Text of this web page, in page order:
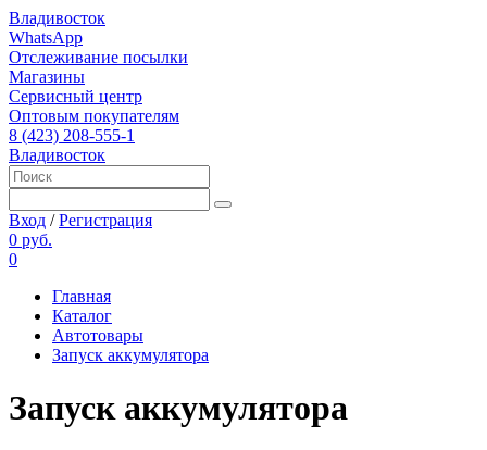
Владивосток
WhatsApp
Отслеживание посылки
Магазины
Сервисный центр
Оптовым покупателям
8 (423) 208-555-1
Владивосток
Вход /Регистрация
0 руб.
0
Главная
Каталог
Автотовары
Запуск аккумулятора
Запуск аккумулятора